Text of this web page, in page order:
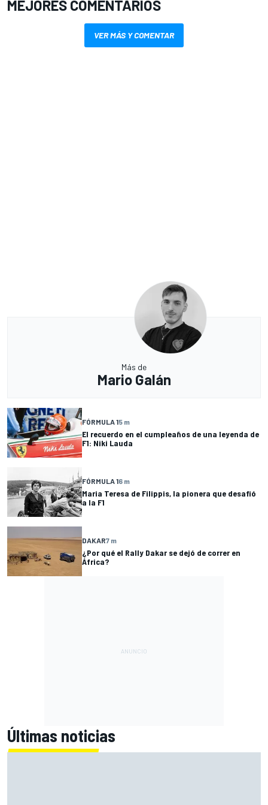
MEJORES COMENTARIOS
VER MÁS Y COMENTAR
Más de
Mario Galán
FÓRMULA 15 m
El recuerdo en el cumpleaños de una leyenda de
F1: Niki Lauda
FÓRMULA 16 m
Maria Teresa de Filippis, la pionera que desafió
a la F1
DAKAR7 m
¿Por qué el Rally Dakar se dejó de correr en
África?
Últimas noticias